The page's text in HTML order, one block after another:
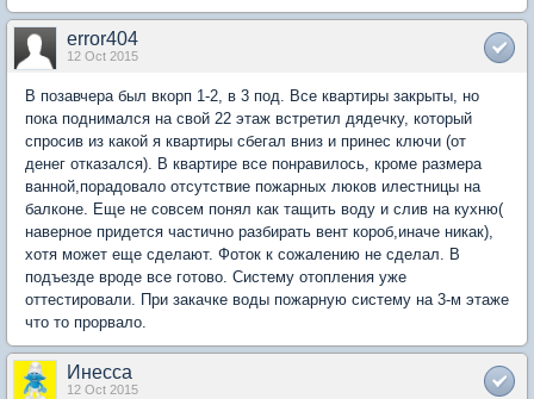
error404
12 Oct 2015
В позавчера был вкорп 1-2, в 3 под. Все квартиры закрыты, но
пока поднимался на свой 22 этаж встретил дядечку, который
спросив из какой я квартиры сбегал вниз и принес ключи (от
денег отказался). В квартире все понравилось, кроме размера
ванной,порадовало отсутствие пожарных люков илестницы на
балконе. Еще не совсем понял как тащить воду и слив на кухню(
наверное придется частично разбирать вент короб,иначе никак),
хотя может еще сделают. Фоток к сожалению не сделал. В
подъезде вроде все готово. Систему отопления уже
оттестировали. При закачке воды пожарную систему на 3-м этаже
что то прорвало.
Инесса
12 Oct 2015